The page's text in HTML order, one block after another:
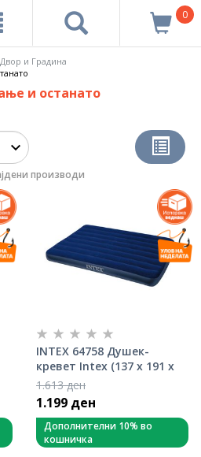
0
Двор и Градина
и останато
производи
INTEX 64758 Душек-
кревет Intex (137 x 191 x
22cm)
1.613 ден
1.199 ден
Дополнителни 10% во
кошничка